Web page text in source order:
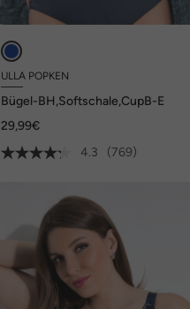
ULLA POPKEN
Bügel-BH,Softschale,CupB-E
29,99€
4.3
(769)